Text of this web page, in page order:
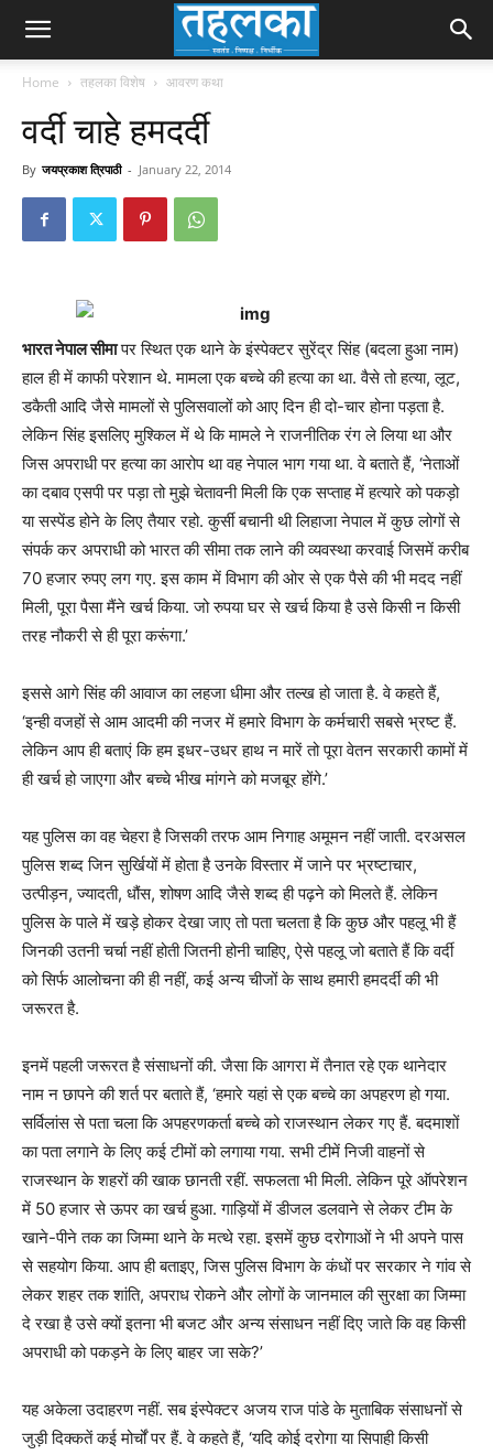
Home तहलका विशेष आवरण कथा
वर्दी चाहे हमदर्दी
By जयप्रकाश त्रिपाठी - January 22, 2014
भारत नेपाल सीमापर स्थित एक थाने के इंस्पेक्टर सुरेंद्र सिंह (बदला हुआ नाम)
हाल ही में काफी परेशान थे. मामला एक बच्चे की हत्या का था. वैसे तो हत्या, लूट,
डकैती आदि जैसे मामलों से पुलिसवालों को आए दिन ही दो-चार होना पड़ता है.
लेकिन सिंह इसलिए मुश्किल में थे कि मामले ने राजनीतिक रंग ले लिया था और
जिस अपराधी पर हत्या का आरोप था वह नेपाल भाग गया था. वे बताते हैं, ‘नेताओं
का दबाव एसपी पर पड़ा तो मुझे चेतावनी मिली कि एक सप्ताह में हत्यारे को पकड़ो
या सस्पेंड होने के लिए तैयार रहो. कुर्सी बचानी थी लिहाजा नेपाल में कुछ लोगों से
संपर्क कर अपराधी को भारत की सीमा तक लाने की व्यवस्था करवाई जिसमें करीब
70 हजार रुपए लग गए. इस काम में विभाग की ओर से एक पैसे की भी मदद नहीं
मिली, पूरा पैसा मैंने खर्च किया. जो रुपया घर से खर्च किया है उसे किसी न किसी
तरह नौकरी से ही पूरा करूंगा.’
इससे आगे सिंह की आवाज का लहजा धीमा और तल्ख हो जाता है. वे कहते हैं,
‘इन्ही वजहों से आम आदमी की नजर में हमारे विभाग के कर्मचारी सबसे भ्रष्ट हैं.
लेकिन आप ही बताएं कि हम इधर-उधर हाथ न मारें तो पूरा वेतन सरकारी कामों में
ही खर्च हो जाएगा और बच्चे भीख मांगने को मजबूर होंगे.’
यह पुलिस का वह चेहरा है जिसकी तरफ आम निगाह अमूमन नहीं जाती. दरअसल
पुलिस शब्द जिन सुर्खियों में होता है उनके विस्तार में जाने पर भ्रष्टाचार,
उत्पीड़न, ज्यादती, धौंस, शोषण आदि जैसे शब्द ही पढ़ने को मिलते हैं. लेकिन
पुलिस के पाले में खड़े होकर देखा जाए तो पता चलता है कि कुछ और पहलू भी हैं
जिनकी उतनी चर्चा नहीं होती जितनी होनी चाहिए, ऐसे पहलू जो बताते हैं कि वर्दी
को सिर्फ आलोचना की ही नहीं, कई अन्य चीजों के साथ हमारी हमदर्दी की भी
जरूरत है.
इनमें पहली जरूरत है संसाधनों की. जैसा कि आगरा में तैनात रहे एक थानेदार
नाम न छापने की शर्त पर बताते हैं, ‘हमारे यहां से एक बच्चे का अपहरण हो गया.
सर्विलांस से पता चला कि अपहरणकर्ता बच्चे को राजस्थान लेकर गए हैं. बदमाशों
का पता लगाने के लिए कई टीमों को लगाया गया. सभी टीमें निजी वाहनों से
राजस्थान के शहरों की खाक छानती रहीं. सफलता भी मिली. लेकिन पूरे ऑपरेशन
में 50 हजार से ऊपर का खर्च हुआ. गाड़ियों में डीजल डलवाने से लेकर टीम के
खाने-पीने तक का जिम्मा थाने के मत्थे रहा. इसमें कुछ दरोगाओं ने भी अपने पास
से सहयोग किया. आप ही बताइए, जिस पुलिस विभाग के कंधों पर सरकार ने गांव से
लेकर शहर तक शांति, अपराध रोकने और लोगों के जानमाल की सुरक्षा का जिम्मा
दे रखा है उसे क्यों इतना भी बजट और अन्य संसाधन नहीं दिए जाते कि वह किसी
अपराधी को पकड़ने के लिए बाहर जा सके?’
यह अकेला उदाहरण नहीं. सब इंस्पेक्टर अजय राज पांडे के मुताबिक संसाधनों से
जुड़ी दिक्कतें कई मोर्चों पर हैं. वे कहते हैं, ‘यदि कोई दरोगा या सिपाही किसी